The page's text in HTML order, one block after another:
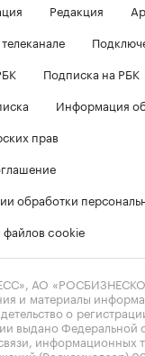
Редакция
Подписка на РБК
Информация
прав
обработки
файлов cookie
АО
и материалы
о
выдано Федеральной
информационных